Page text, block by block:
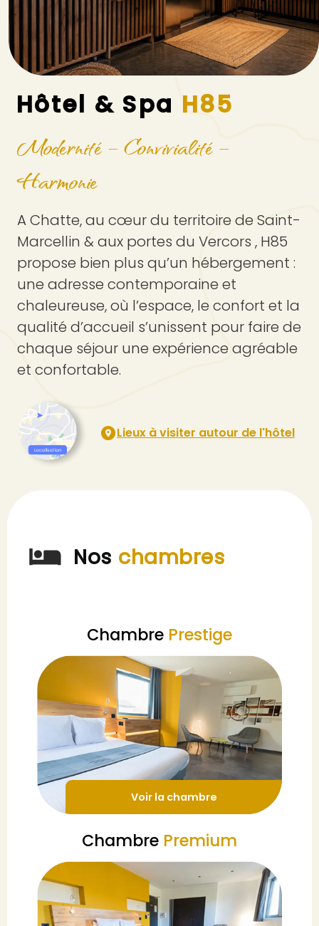
Hôtel & Spa H85
Modernité – Convivialité –
Harmonie
A Chatte, au cœur du territoire de Saint-
Marcellin & aux portes du Vercors , H85
propose bien plus qu’un hébergement :
une adresse contemporaine et
chaleureuse, où l’espace, le confort et la
qualité d’accueil s’unissent pour faire de
chaque séjour une expérience agréable
et confortable.
Lieux à visiter autour de l'hôtel
Nos chambres
Chambre Prestige
Voir la chambre
Chambre Premium